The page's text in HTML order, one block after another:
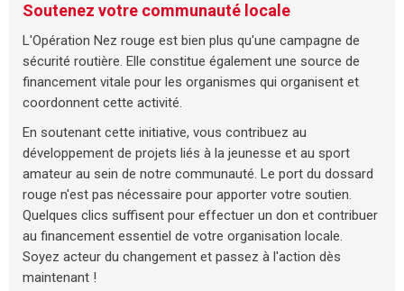
Soutenez votre communauté locale
L'Opération Nez rouge est bien plus qu'une campagne de
sécurité routière. Elle constitue également une source de
financement vitale pour les organismes qui organisent et
coordonnent cette activité.
En soutenant cette initiative, vous contribuez au
développement de projets liés à la jeunesse et au sport
amateur au sein de notre communauté. Le port du dossard
rouge n'est pas nécessaire pour apporter votre soutien.
Quelques clics suffisent pour effectuer un don et contribuer
au financement essentiel de votre organisation locale.
Soyez acteur du changement et passez à l'action dès
maintenant !